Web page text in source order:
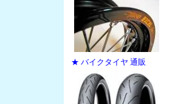
★ バイクタイヤ 通販